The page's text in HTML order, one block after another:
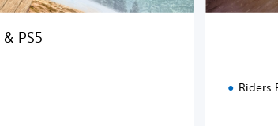
PS5
l
Riders